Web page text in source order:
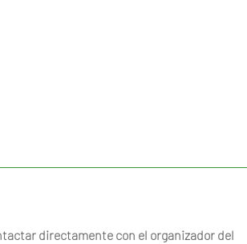
directamente con el organizador del